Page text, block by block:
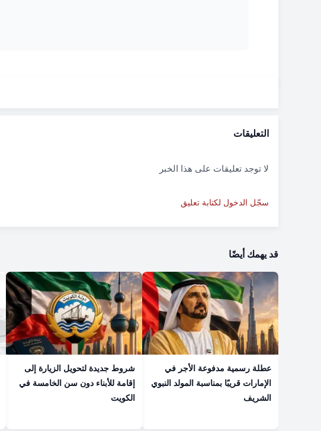
التعليقات
لا توجد تعليقات على هذا الخبر
سجّل الدخول لكتابة تعليق
قد يهمك أيضًا
عطلة رسمية مدفوعة الأجر في
الإمارات قريبًا بمناسبة المولد النبوي
الشريف
شروط جديدة لتحويل الزيارة إلى
إقامة للأبناء دون سن الخامسة في
الكويت